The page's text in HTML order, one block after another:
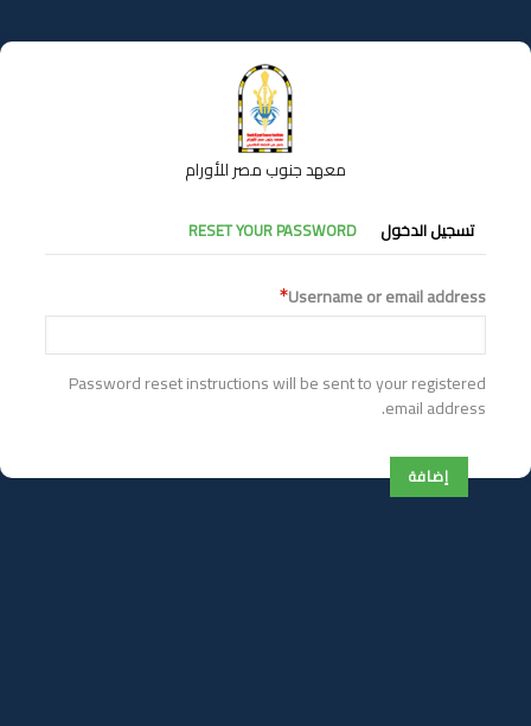
إلى
المحتوى
معهد جنوب مصر للأورام
التبويبات
الأساسية
تسجيل الدخول RESET YOUR PASSWORD
Username or email address
Password reset instructions will be sent to your registered
email address.